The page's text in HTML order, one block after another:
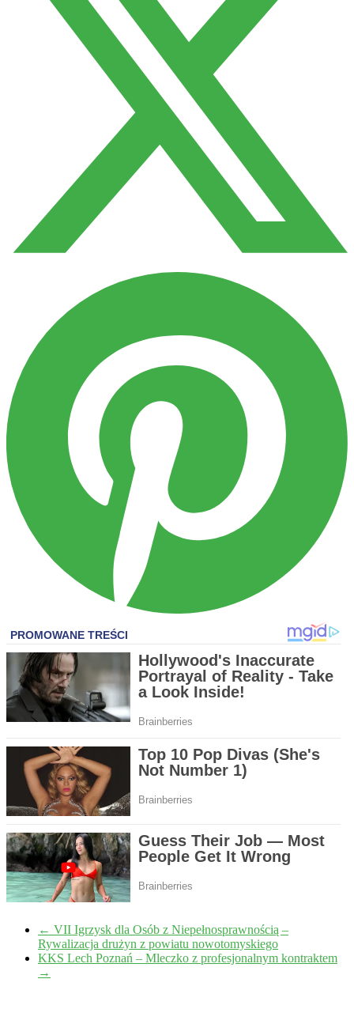
← VII Igrzysk dla Osób z Niepełnosprawnością –
Rywalizacja drużyn z powiatu nowotomyskiego
KKS Lech Poznań – Mleczko z profesjonalnym kontraktem
→